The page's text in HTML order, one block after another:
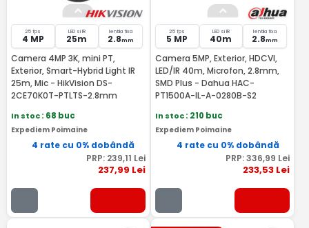
25 fps
4 MP
LED si IR
25m
lentila fixa
2.8mm
Camera 4MP 3K, mini PT,
Exterior, Smart-Hybrid Light IR
25m, Mic - HikVision DS-
2CE70K0T-PTLTS-2.8mm
In stoc: 68 buc
Expediem Poimaine
4 rate cu 0% dobândă
PRP: 239,11 Lei
237,99 Lei
25 fps
5 MP
LED si IR
40m
lentila fixa
2.8mm
Camera 5MP, Exterior, HDCVI,
LED/IR 40m, Microfon, 2.8mm,
SMD Plus - Dahua HAC-
PT1500A-IL-A-0280B-S2
In stoc: 210 buc
Expediem Poimaine
4 rate cu 0% dobândă
PRP:336,99 Lei
233,53 Lei